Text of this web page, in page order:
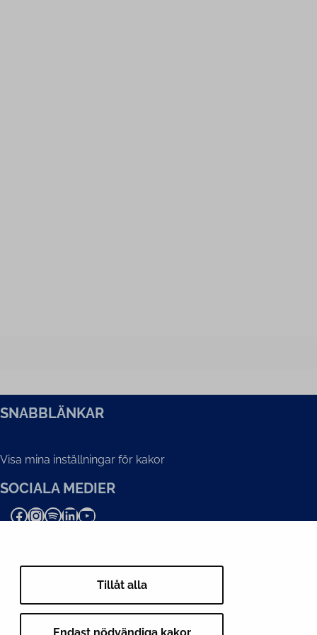
Tillåt alla
Endast nödvändiga kakor
SNABBLÄNKAR
Visa mina inställningar för kakor
SOCIALA MEDIER
Facebook InstagramSpotify LinkedIn YouTube